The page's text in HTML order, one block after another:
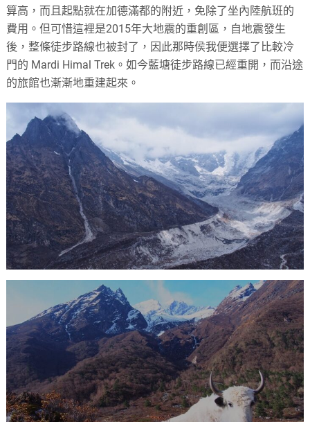
算高，而且起點就在加德滿都的附近，免除了坐內陸航班的
費用。但可惜這裡是2015年大地震的重創區，自地震發生
後，整條徒步路線也被封了，因此那時侯我便選擇了比較冷
門的 Mardi Himal Trek。如今藍塘徒步路線已經重開，而沿途
的旅館也漸漸地重建起來。